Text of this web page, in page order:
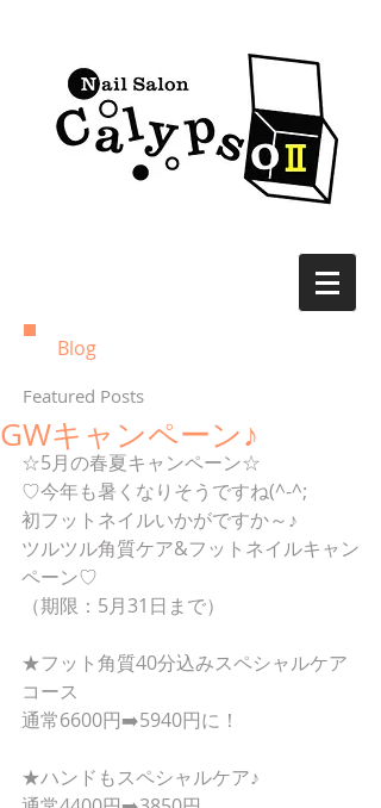
Blog
Featured Posts
GWキャンペーン♪
☆5月の春夏キャンペーン☆
♡今年も暑くなりそうですね(^-^;
初フットネイルいかがですか～♪
ツルツル角質ケア&フットネイルキャン
ペーン♡
（期限：5月31日まで）
★フット角質40分込みスペシャルケア
コース
通常6600円➡️5940円に！
★ハンドもスペシャルケア♪